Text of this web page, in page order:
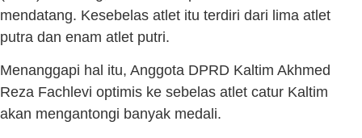
mendatang. Kesebelas atlet itu terdiri dari lima atlet
putra dan enam atlet putri.
Menanggapi hal itu, Anggota DPRD Kaltim Akhmed
Reza Fachlevi optimis ke sebelas atlet catur Kaltim
akan mengantongi banyak medali.